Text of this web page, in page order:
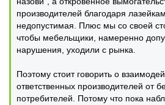
производителей благодаря
недопустимая. Плюс мы со своей
чтобы мебельщики, намеренно
нарушения, уходили с рынка.
Поэтому стоит говорить о
ответственных производителей от
потребителей. Потому что пока